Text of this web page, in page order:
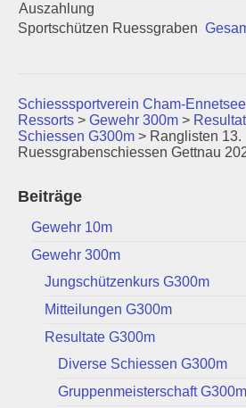
Auszahlung
Sportschützen Ruessgraben
Schiesssportverein Cham-Ennetsee
Ressorts > Gewehr 300m >
Schiessen G300m > Ranglisten 13.
Ruessgrabenschiessen Gettnau
Beiträge
Gewehr 10m
Gewehr 300m
Jungschützenkurs G300m
Mitteilungen G300m
Resultate G300m
Diverse Schiessen G300m
Gruppenmeisterschaft G300m